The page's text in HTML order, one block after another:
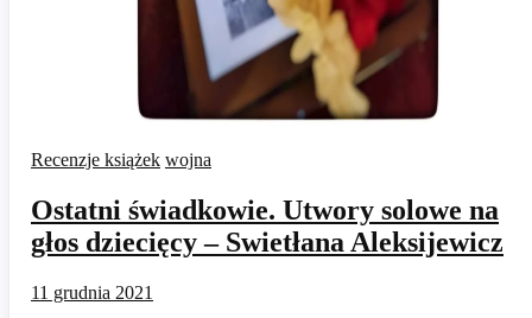
Recenzje książek wojna
Ostatni świadkowie. Utwory solowe na
głos dziecięcy – Swietłana Aleksijewicz
11 grudnia 2021